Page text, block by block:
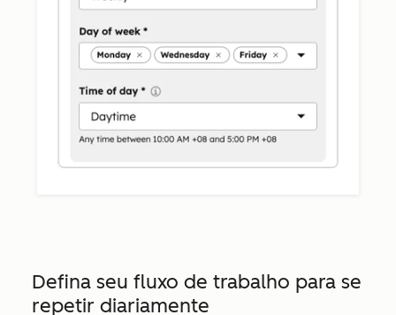
Defina seu fluxo de trabalho para se
repetir diariamente